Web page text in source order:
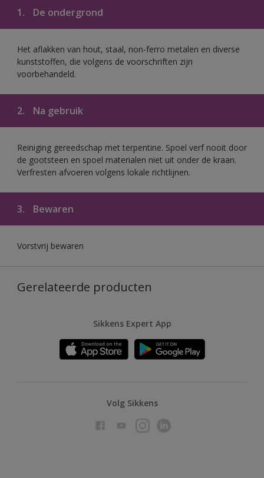
1. De ondergrond
Het aflakken van hout, staal, non-ferro metalen en diverse
kunststoffen, die volgens de voorschriften zijn
voorbehandeld.
2. Na gebruik
Reiniging gereedschap met terpentine. Spoel verf nooit door
de gootsteen en spoel materialen niet uit onder de kraan.
Verfresten afvoeren volgens lokale richtlijnen.
3. Bewaren
Vorstvrij bewaren
Gerelateerde producten
Sikkens Expert App
Volg Sikkens